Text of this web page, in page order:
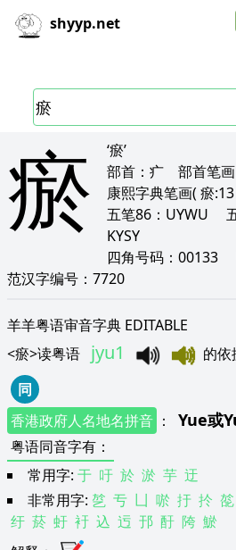
shyyp.net
瘀
‘瘀’
部首： 疒 部首笔画
康熙字典笔画( 瘀
五笔86： UYWU
KYSY
四角号码： 00133
范汉字编号： 7720
羊羊粤语审音字典 EDITABLE
<瘀>读粤语 jyu1 的依
同
香港政府人名地名拼音 ： Yue或
粤语同音字有 ：
常用字: 于 吁 於 淤 芋 迂
非常用字: 乻 亐 凵 唹 扜 扵 旕
纡 菸 虶 衧 込 迃 邘 酑 陓 鯲